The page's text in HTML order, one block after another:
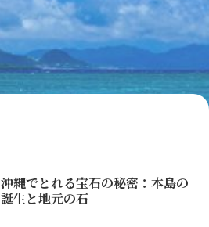
沖縄でとれる宝石の秘密：本島の
誕生と地元の石